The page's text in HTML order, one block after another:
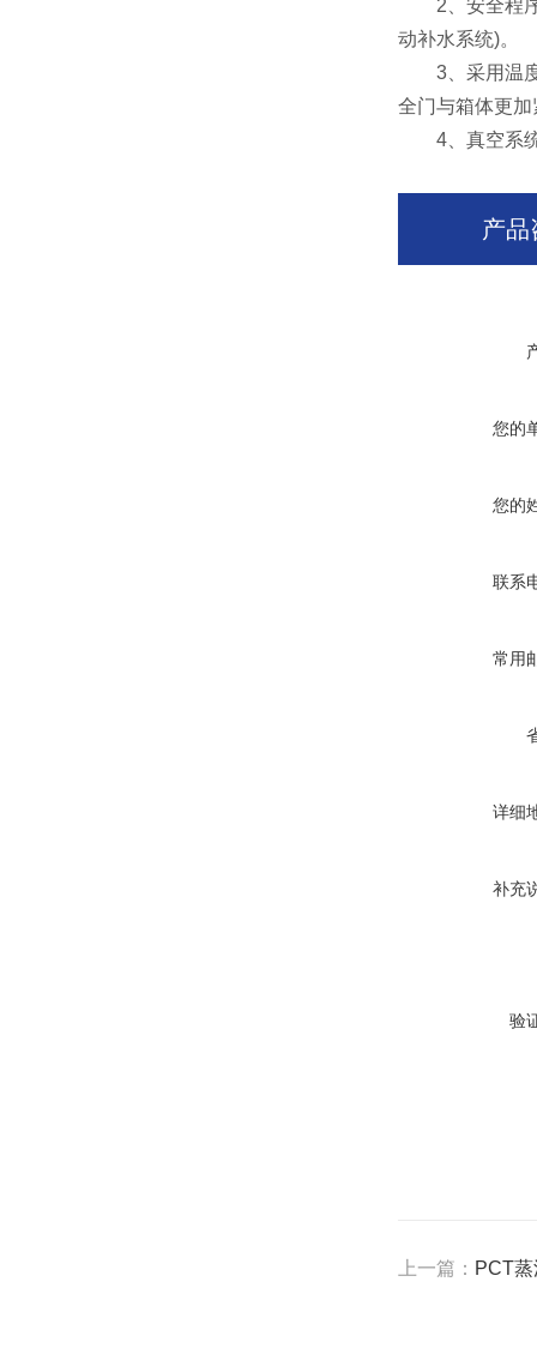
2、安全程序
动补水系统)。
3、采用温度
全门与箱体更
4、真空系统
产品
您的
您的
联系
常用
详细
补充
验
上一篇： PCT